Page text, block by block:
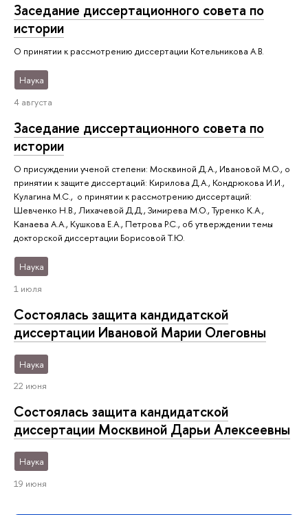
Заседание диссертационного совета по
истории
О принятии к рассмотрению диссертации Котельникова А.В.
Наука
4 августа
Заседание диссертационного совета по
истории
О присуждении ученой степени: Москвиной Д.А., Ивановой М.О., о
принятии к защите диссертаций: Кирилова Д.А., Кондрюкова И.И.,
Кулагина М.С., о принятии к рассмотрению диссертаций:
Шевченко Н.В., Лихачевой Д.Д., Зимирева М.О., Туренко К.А.,
Канаева А.А., Кушкова Е.А., Петрова Р.С., об утверждении темы
докторской диссертации Борисовой Т.Ю.
Наука
1 июля
Состоялась защита кандидатской
диссертации Ивановой Марии Олеговны
Наука
22 июня
Состоялась защита кандидатской
диссертации Москвиной Дарьи Алексеевны
Наука
19 июня